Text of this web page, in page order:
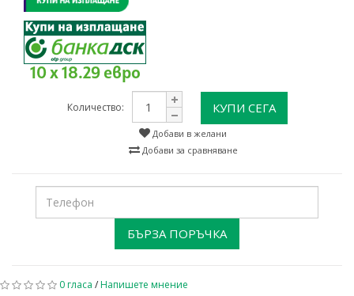
10 x 18.29 евро
Количество: КУПИ СЕГА
Добави в желани
Добави за сравняване
БЪРЗА ПОРЪЧКА
0 гласа /Напишете мнение